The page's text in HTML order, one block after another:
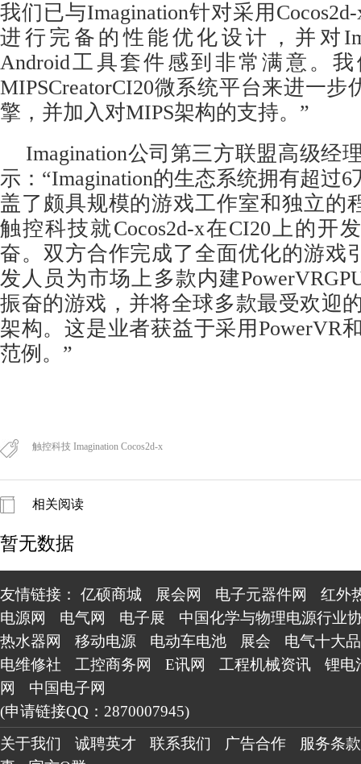
我们已与Imagination针对采用
进行完备的性能优化设计，并对
Android工具套件感到非常满意。
MIPSCreatorCI20微系统平台来进一步
擎，并加入对MIPS架构的支持。”
Imagination公司第三方联盟高级经
示：“Imagination的生态系统拥有超过
盖了颇具规模的游戏工作室和独立的
触控科技就Cocos2d-x在CI20上的开
奋。双方合作完成了全面优化的游戏
发人员为市场上多款内建
振奋的游戏，并将全球多款最受欢迎
架构。这是业者获益于采用PowerVR
范例。”
触控科技 Imagination Cocos2d-x
相关阅读
暂无数据
友情链接： 亿硕商城 展会网 电子元器件网
红外
电源网
电气网 电子展
中国化学与物理电源行业
热水器网
移动电源 电动车电池 展会
电气十大
电维修社
工控商务网 E讯网 工程机械资讯
锂电
网
中国电子网
(申请链接QQ：2870007945)
关于我们
诚聘英才 联系我们 广告合作
服务条款